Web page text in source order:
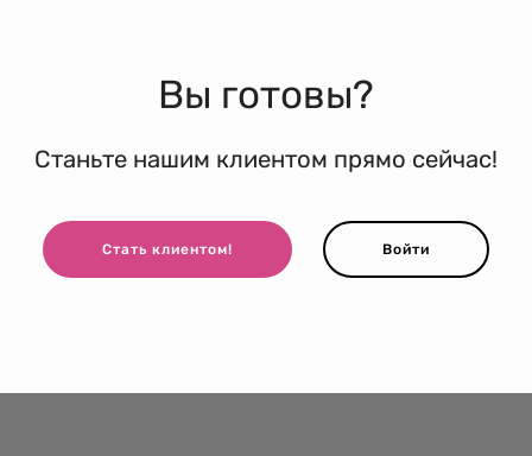
Вы готовы?
Станьте нашим клиентом прямо сейчас!
Стать клиентом! Войти